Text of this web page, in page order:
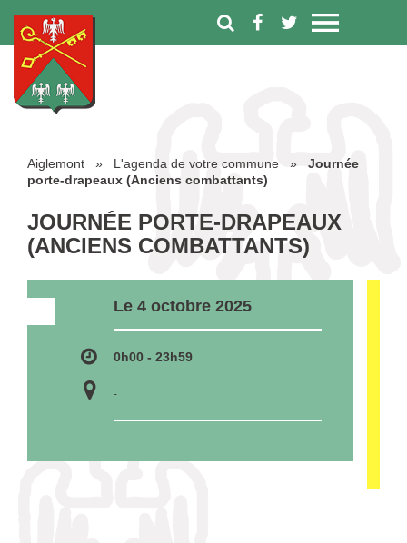
Aiglemont » L'agenda de votre commune » Journée
porte-drapeaux (Anciens combattants)
JOURNÉE PORTE-DRAPEAUX
(ANCIENS COMBATTANTS)
Le 4 octobre 2025
0h00 - 23h59
-